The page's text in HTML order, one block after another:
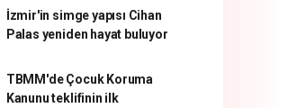
İzmir'in simge yapısı Cihan
Palas yeniden hayat buluyor
TBMM'de Çocuk Koruma
Kanunu teklifinin ilk